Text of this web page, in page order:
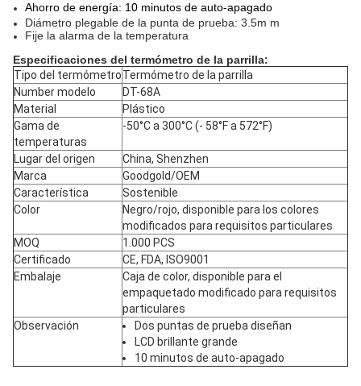
Ahorro de energía: 10 minutos de auto-apagado
Diámetro plegable de la punta de prueba: 3.5m m
Fije la alarma de la temperatura
Especificaciones del termómetro de la parrilla:
Tipo del termómetroTermómetro de la parrilla
Number modelo
DT-68A
Material
Plástico
Gama de
temperaturas
-50°C a 300°C(- 58°F a 572°F)
Lugar del origen
China, Shenzhen
Marca
Goodgold/OEM
Característica
Sostenible
Color
Negro/rojo, disponible para los colores
modificados para requisitos particulares
MOQ
1.000 PCS
Certificado
CE, FDA, ISO9001
Embalaje
Caja de color, disponible para el
empaquetado modificado para requisitos
particulares
Observación
Dos puntas de prueba diseñan
LCD brillante grande
10 minutos de auto-apagado